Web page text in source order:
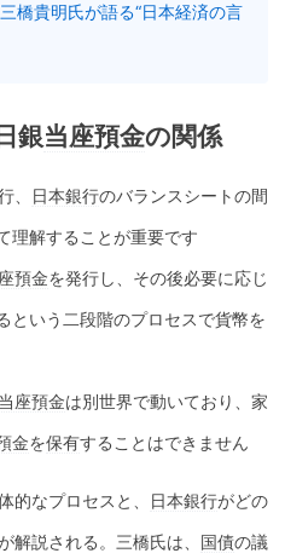
橋貴明氏が語る“日本経済の言
銀当座預金の関係
、 日本銀行のバランスシートの間
理解することが重要です
預金を発行し、その後必要に応じ
という二段階のプロセスで貨幣を
当座預金は別世界で動いており、家
金を保有することはできません
的なプロセスと、 日本銀行がどの
解説される。三橋氏は、 国債の議